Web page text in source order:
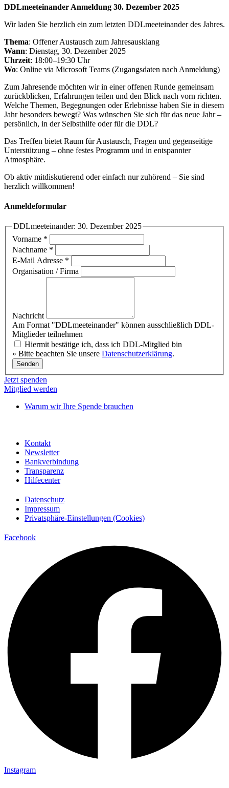
DDLmeeteinander Anmeldung 30. Dezember 2025
Wir laden Sie herzlich ein zum letzten DDLmeeteinander des Jahres.
Thema: Offener Austausch zum Jahresausklang
Wann: Dienstag, 30. Dezember 2025
Uhrzeit: 18:00–19:30 Uhr
Wo: Online via Microsoft Teams (Zugangsdaten nach Anmeldung)
Zum Jahresende möchten wir in einer offenen Runde gemeinsam
zurückblicken, Erfahrungen teilen und den Blick nach vorn richten.
Welche Themen, Begegnungen oder Erlebnisse haben Sie in diesem
Jahr besonders bewegt? Was wünschen Sie sich für das neue Jahr –
persönlich, in der Selbsthilfe oder für die DDL?
Das Treffen bietet Raum für Austausch, Fragen und gegenseitige
Unterstützung – ohne festes Programm und in entspannter
Atmosphäre.
Ob aktiv mitdiskutierend oder einfach nur zuhörend – Sie sind
herzlich willkommen!
Anmeldeformular
DDLmeeteinander: 30. Dezember 2025
Vorname *
Nachname *
E-Mail Adresse *
Organisation / Firma
Nachricht
Am Format "DDLmeeteinander" können ausschließlich DDL-
Mitglieder teilnehmen
Hiermit bestätige ich, dass ich DDL-Mitglied bin
» Bitte beachten Sie unsere Datenschutzerklärung.
Senden
Jetzt spenden
Mitglied werden
Warum wir Ihre Spende brauchen
Kontakt
Newsletter
Bankverbindung
Transparenz
Hilfecenter
Datenschutz
Impressum
Privatsphäre-Einstellungen (Cookies)
Facebook
Instagram